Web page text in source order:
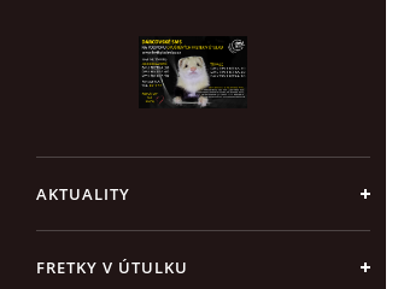
AKTUALITY
FRETKY V ÚTULKU